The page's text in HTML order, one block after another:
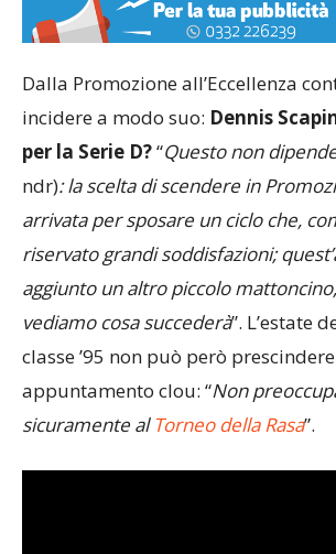
Dalla Promozione all’Eccellenza
incidere a modo suo:Dennis
per la Serie D?“Questo non
ndr): la scelta di scendere in
arrivata per sposare un ciclo che,
riservato grandi soddisfazioni;
aggiunto un altro piccolo
vediamo cosa succederà ”. L’estate
classe ’95 non può però
appuntamento clou: “Non
sicuramente alTorneo della Rasa”.